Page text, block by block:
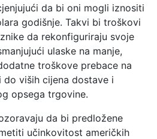
da bi oni mogli iznositi
godišnje. Takvi bi troškovi
da rekonfiguriraju svoje
ulaske na manje,
troškove prebace na
viših cijena dostave i
opsega trgovine.
da bi predložene
učinkovitost američkih